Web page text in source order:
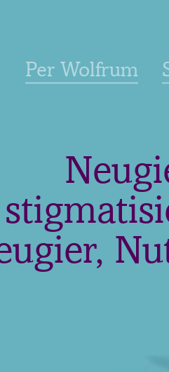
Per Wolfrum